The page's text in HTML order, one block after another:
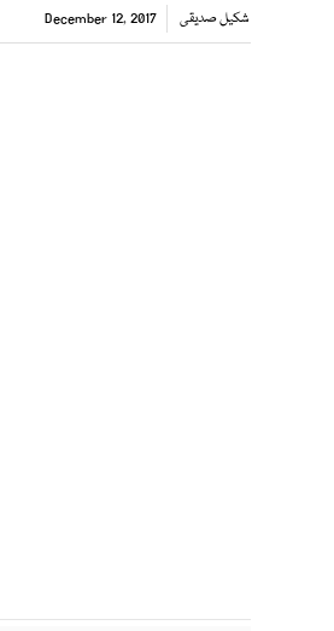
شکیل صدیقی December 12, 2017